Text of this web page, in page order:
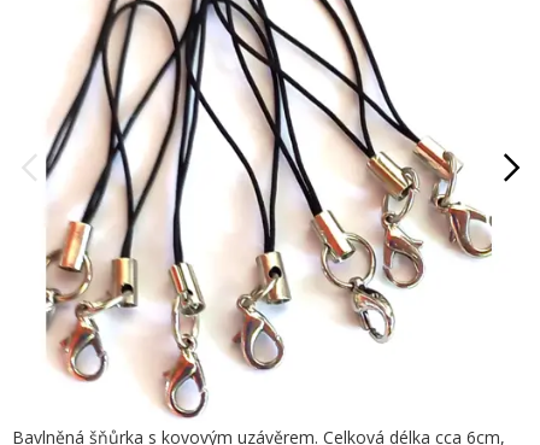
Bavlněná šňůrka s kovovým uzávěrem. Celková délka cca 6cm,